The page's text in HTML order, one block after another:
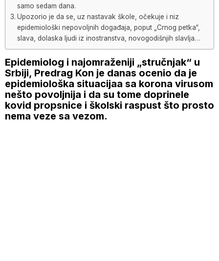
samo sedam dana.
Upozorio je da se, uz nastavak škole, očekuje i niz
epidemiološki nepovoljnih događaja, poput „Crnog petka“,
slava, dolaska ljudi iz inostranstva, novogodišnjih slavlja…
Epidemiolog i najomraženiji „stručnjak“ u
Srbiji, Predrag Kon je danas ocenio da je
epidemiološka situacijaa sa korona virusom
nešto povoljnija i da su tome doprinele
kovid propsnice i školski raspust što prosto
nema veze sa vezom.